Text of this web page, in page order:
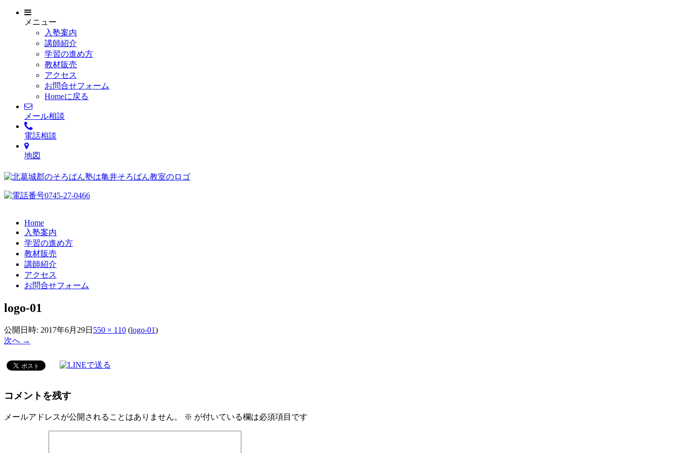
メニュー
入塾案内
講師紹介
学習の進め方
教材販売
アクセス
お問合せフォーム
Homeに戻る
メール相談
電話相談
地図
Home
入塾案内
学習の進め方
教材販売
講師紹介
アクセス
お問合せフォーム
logo-01
公開日時: 2017年6月29日 550 × 110 (logo-01)
次へ →
コメントを残す
メールアドレスが公開されることはありません。 ※ が付いている欄は必須項目です